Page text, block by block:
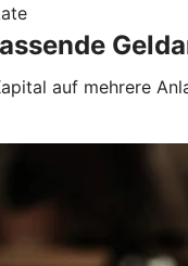
auf mehrere